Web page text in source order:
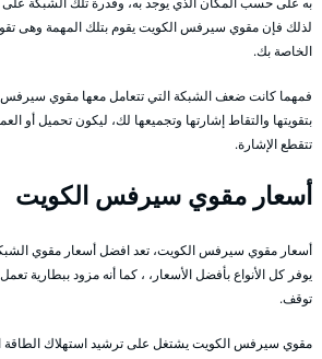
لذلك فإن مقوي سيرفس الكويت يقوم بتلك المهمة وهى
الخاصة بك.
فمهما كانت ضعف الشبكة التي تتعامل معها مقوي سيرفس
بتقويتها والتقاط إشارتها وتجميعها لك، ليكون تحميل أو
تتقطع الإشارة.
أسعار مقوي سيرفس الكويت
أسعار مقوي سيرفس الكويت، تعد افضل أسعار مقوي
يوفر كل الأنواع بأفضل الأسعار، ، كما أنه مزود ببطارية
توقف.
مقوي سيرفس الكويت يشتغل على ترشيد استهلاك الطاقة